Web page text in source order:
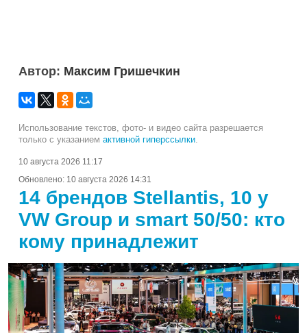
Автор: Максим Гришечкин
Использование текстов, фото- и видео сайта разрешается
только с указанием активной гиперссылки.
10 августа 2026 11:17
Обновлено: 10 августа 2026 14:31
14 брендов Stellantis, 10 у
VW Group и smart 50/50: кто
кому принадлежит